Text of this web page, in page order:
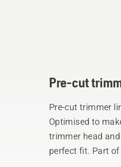
Pre-cut
Pre-cut trimmer
Optimised to
trimmer head
perfect fit. Part